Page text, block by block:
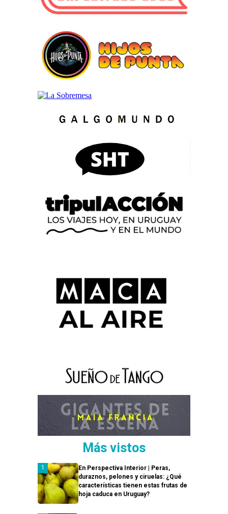
Más vistos
En Perspectiva Interior | Peras,
duraznos, pelones y ciruelas: ¿Qué
características tienen estas frutas de
hoja caduca en Uruguay?